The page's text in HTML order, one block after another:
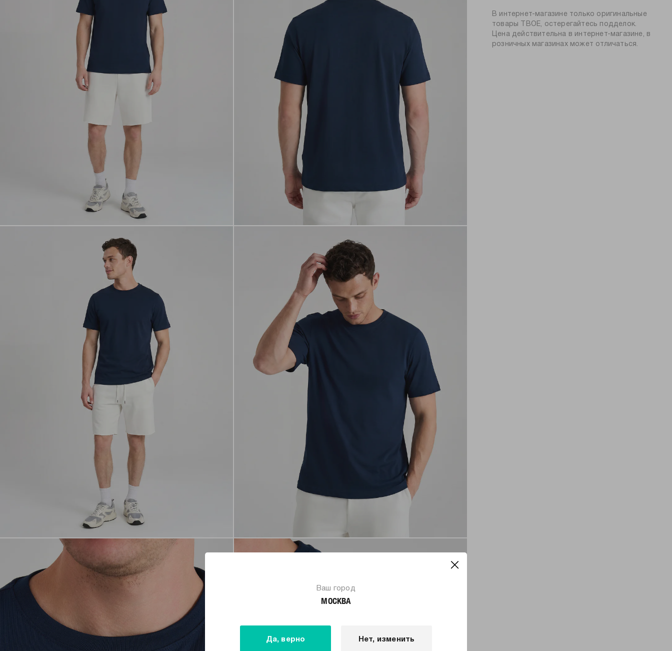
Ваш город
МОСКВА
Да, верно Нет, изменить
состав:
100% хлопок
силуэт:
прямой, свободный
узор:
однотонный
длина:
глажение вывернутой наизнанку
глажение при 150ºС
химчистка запрещена
В интернет-магазине только оригинальные
товары ТВОЕ, остерегайтесь подделок.
Цена действительна в интернет-магазине, в
розничных магазинах может отличаться.